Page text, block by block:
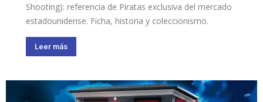
Shooting): referencia de Piratas exclusiva del mercado
estadounidense. Ficha, historia y coleccionismo.
Leer más